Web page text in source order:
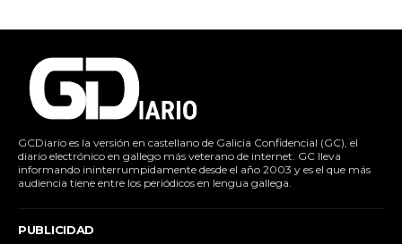
GCDiario es la versión en castellano de Galicia Confidencial (GC), el
diario electrónico en gallego más veterano de internet. GC lleva
informando ininterrumpidamente desde el año 2003 y es el que más
audiencia tiene entre los periódicos en lengua gallega.
PUBLICIDAD